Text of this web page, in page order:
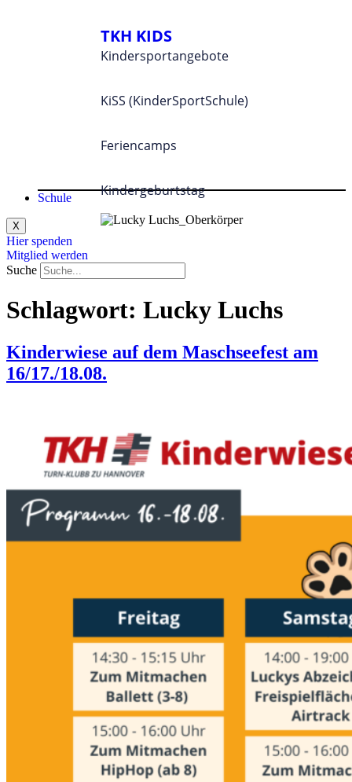
TKH KIDS
Kindersportangebote
KiSS (KinderSportSchule)
Feriencamps
Kindergeburtstag
Schule
X
Hier spenden
Mitglied werden
Suche
Schlagwort: Lucky Luchs
Kinderwiese auf dem Maschseefest am
16/17./18.08.